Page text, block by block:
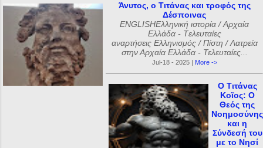
Άνυτος, ο Τιτάνας και τροφός της
Δέσποινας
ENGLISHΕλληνική ιστορία / Αρχαία
Ελλάδα - Tελευταίες
αναρτήσεις Ελληνισμός / Πίστη / Λατρεία
στην Αρχαία Ελλάδα - Τελευταίες...
Jul-18 - 2025 | More ->
Ο Τιτάνας
Κοῖος: Ο
Θεός της
Νοημοσύνης
και η
Σύνδεσή του
με το Νησί